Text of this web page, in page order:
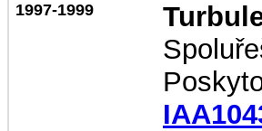
1997-1999